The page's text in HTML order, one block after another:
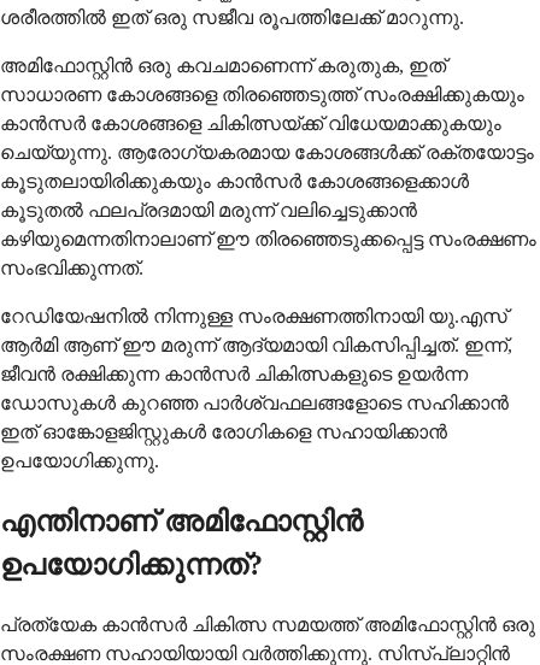
ശരീരത്തിൽ ഇത് ഒരു സജീവ രൂപത്തിലേക്ക് മാറുന്നു.
അമിഫോസ്റ്റിൻ ഒരു കവചമാണെന്ന് കരുതുക, ഇത്
സാധാരണ കോശങ്ങളെ തിരഞ്ഞെടുത്ത് സംരക്ഷിക്കുകയും
കാൻസർ കോശങ്ങളെ ചികിത്സയ്ക്ക് വിധേയമാക്കുകയും
ചെയ്യുന്നു. ആരോഗ്യകരമായ കോശങ്ങൾക്ക് രക്തയോട്ടം
കൂടുതലായിരിക്കുകയും കാൻസർ കോശങ്ങളെക്കാൾ
കൂടുതൽ ഫലപ്രദമായി മരുന്ന് വലിച്ചെടുക്കാൻ
കഴിയുമെന്നതിനാലാണ് ഈ തിരഞ്ഞെടുക്കപ്പെട്ട സംരക്ഷണം
സംഭവിക്കുന്നത്.
റേഡിയേഷനിൽ നിന്നുള്ള സംരക്ഷണത്തിനായി യു.എസ്
ആർമി ആണ് ഈ മരുന്ന് ആദ്യമായി വികസിപ്പിച്ചത്. ഇന്ന്,
ജീവൻ രക്ഷിക്കുന്ന കാൻസർ ചികിത്സകളുടെ ഉയർന്ന
ഡോസുകൾ കുറഞ്ഞ പാർശ്വഫലങ്ങളോടെ സഹിക്കാൻ
ഇത് ഓങ്കോളജിസ്റ്റുകൾ രോഗികളെ സഹായിക്കാൻ
ഉപയോഗിക്കുന്നു.
എന്തിനാണ് അമിഫോസ്റ്റിൻ
ഉപയോഗിക്കുന്നത്?
പ്രത്യേക കാൻസർ ചികിത്സ സമയത്ത് അമിഫോസ്റ്റിൻ ഒരു
സംരക്ഷണ സഹായിയായി വർത്തിക്കുന്നു. സിസ്പ്ലാറ്റിൻ